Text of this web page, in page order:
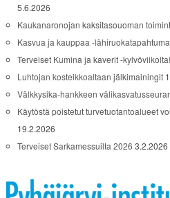
5.6.2026
Kaukanaronojan kaksitasouoman
Kasvua ja kauppaa -
Terveiset Kumina ja kaverit -kylvöviikolta!
Luhtojan kosteikkoaltaan jälkimainingit
Välkkysika-hankkeen
Käytöstä poistetut turvetuotantoalueet
19.2.2026
Terveiset Sarkamessuilta 2026 3.2.2026